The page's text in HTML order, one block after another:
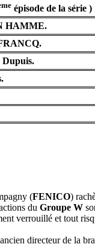
épisode de la série )
HAMME.
Dupuis.
(FENICO)
du Groupe W
verrouillé et tout
directeur de la